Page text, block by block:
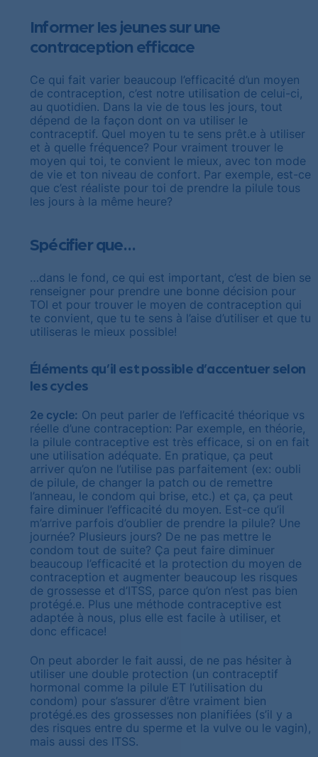
Informer les jeunes sur une
contraception efficace
Ce qui fait varier beaucoup l’efficacité d’un moyen
de contraception, c’est notre utilisation de celui-ci,
au quotidien. Dans la vie de tous les jours, tout
dépend de la façon dont on va utiliser le
contraceptif. Quel moyen tu te sens prêt.e à utiliser
et à quelle fréquence? Pour vraiment trouver le
moyen qui toi, te convient le mieux, avec ton mode
de vie et ton niveau de confort. Par exemple, est-ce
que c’est réaliste pour toi de prendre la pilule tous
les jours à la même heure?
Spécifier que…
…dans le fond, ce qui est important, c’est de bien se
renseigner pour prendre une bonne décision pour
TOI et pour trouver le moyen de contraception qui
te convient, que tu te sens à l’aise d’utiliser et que tu
utiliseras le mieux possible!
Éléments qu’il est possible d’accentuer selon
les cycles
2e cycle: On peut parler de l’efficacité théorique vs
réelle d’une contraception: Par exemple, en théorie,
la pilule contraceptive est très efficace, si on en fait
une utilisation adéquate. En pratique, ça peut
arriver qu’on ne l’utilise pas parfaitement (ex: oubli
de pilule, de changer la patch ou de remettre
l’anneau, le condom qui brise, etc.) et ça, ça peut
faire diminuer l’efficacité du moyen. Est-ce qu’il
m’arrive parfois d’oublier de prendre la pilule? Une
journée? Plusieurs jours? De ne pas mettre le
condom tout de suite? Ça peut faire diminuer
beaucoup l’efficacité et la protection du moyen de
contraception et augmenter beaucoup les risques
de grossesse et d’ITSS, parce qu’on n’est pas bien
protégé.e. Plus une méthode contraceptive est
adaptée à nous, plus elle est facile à utiliser, et
donc efficace!
On peut aborder le fait aussi, de ne pas hésiter à
utiliser une double protection (un contraceptif
hormonal comme la pilule ET l’utilisation du
condom) pour s’assurer d’être vraiment bien
protégé.es des grossesses non planifiées (s’il y a
des risques entre du sperme et la vulve ou le vagin),
mais aussi des ITSS.